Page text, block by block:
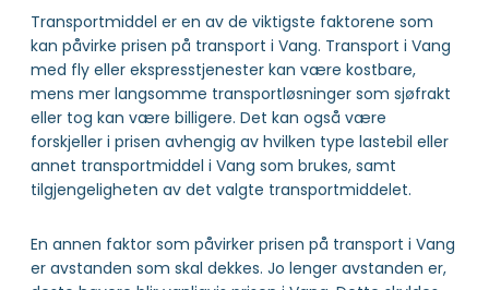
Transportmiddel er en av de viktigste faktorene som
kan påvirke prisen på transport i Vang. Transport i Vang
med fly eller ekspresstjenester kan være kostbare,
mens mer langsomme transportløsninger som sjøfrakt
eller tog kan være billigere. Det kan også være
forskjeller i prisen avhengig av hvilken type lastebil eller
annet transportmiddel i Vang som brukes, samt
tilgjengeligheten av det valgte transportmiddelet.
En annen faktor som påvirker prisen på transport i Vang
er avstanden som skal dekkes. Jo lenger avstanden er,